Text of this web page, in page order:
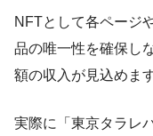
NFTとして各ページ
品の唯一性を確保し
額の収入が見込めます
実際に「東京タラレ